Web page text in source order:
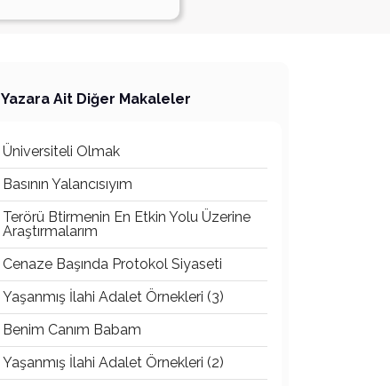
Yazara Ait Diğer Makaleler
Üniversiteli Olmak
Basının Yalancısıyım
Terörü Btirmenin En Etkin Yolu Üzerine
Araştırmalarım
Cenaze Başında Protokol Siyaseti
Yaşanmış İlahi Adalet Örnekleri (3)
Benim Canım Babam
Yaşanmış İlahi Adalet Örnekleri (2)